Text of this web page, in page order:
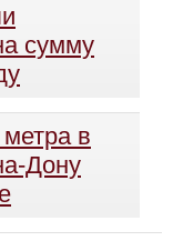
сумму
в
Дону